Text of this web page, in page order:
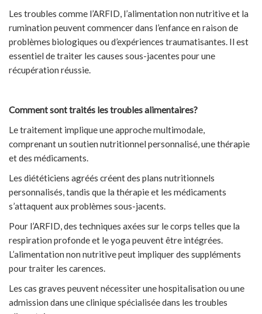
Les troubles comme l’ARFID, l’alimentation non nutritive et la
rumination peuvent commencer dans l’enfance en raison de
problèmes biologiques ou d’expériences traumatisantes. Il est
essentiel de traiter les causes sous-jacentes pour une
récupération réussie.
Comment sont traités les troubles alimentaires?
Le traitement implique une approche multimodale,
comprenant un soutien nutritionnel personnalisé, une thérapie
et des médicaments.
Les diététiciens agréés créent des plans nutritionnels
personnalisés, tandis que la thérapie et les médicaments
s’attaquent aux problèmes sous-jacents.
Pour l’ARFID, des techniques axées sur le corps telles que la
respiration profonde et le yoga peuvent être intégrées.
L’alimentation non nutritive peut impliquer des suppléments
pour traiter les carences.
Les cas graves peuvent nécessiter une hospitalisation ou une
admission dans une clinique spécialisée dans les troubles